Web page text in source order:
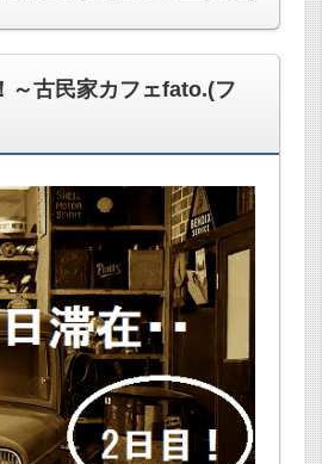
～古民家カフェfato.(フ